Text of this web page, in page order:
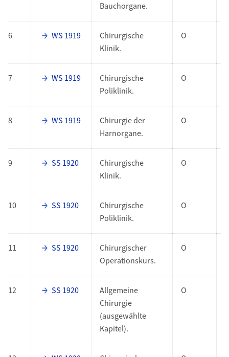
Bauchorgane.
6 WS 1919
Chirurgische
Klinik.
O
7 WS 1919
Chirurgische
Poliklinik.
O
8 WS 1919
Chirurgie der
Harnorgane.
O
9 SS 1920
Chirurgische
Klinik.
O
10 SS 1920
Chirurgische
Poliklinik.
O
11 SS 1920
Chirurgischer
Operationskurs.
O
12 SS 1920
Allgemeine
Chirurgie
(ausgewählte
Kapitel).
O